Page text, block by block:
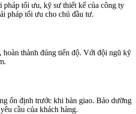
pháp tối ưu, kỹ sư thiết kế của công ty
pháp tối ưu cho chủ đầu tư.
hoàn thành đúng tiến độ. Với đội ngũ kỹ
ổn định trước khi bàn giao. Bảo dưỡng
cầu của khách hàng.